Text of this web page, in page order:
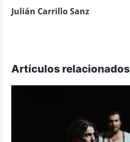
Julián Carrillo Sanz
Artículos relacionados